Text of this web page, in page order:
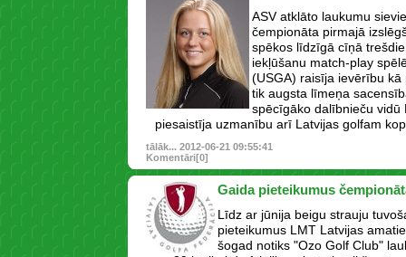
ASV atklāto laukumu
čempionāta pirmajā
spēkos līdzīgā cīņā
iekļūšanu match-play
(USGA) raisīja ievērību
tik augsta līmeņa
spēcīgāko dalībnieču vidū
piesaistīja uzmanību arī Latvijas golfam
tālāk... 2012-06-21 09:55:41
Komentāri[0]
Gaida pieteikumus
Līdz ar jūnija beigu strauju
pieteikumus LMT Latvijas
šogad notiks "Ozo Golf Club"